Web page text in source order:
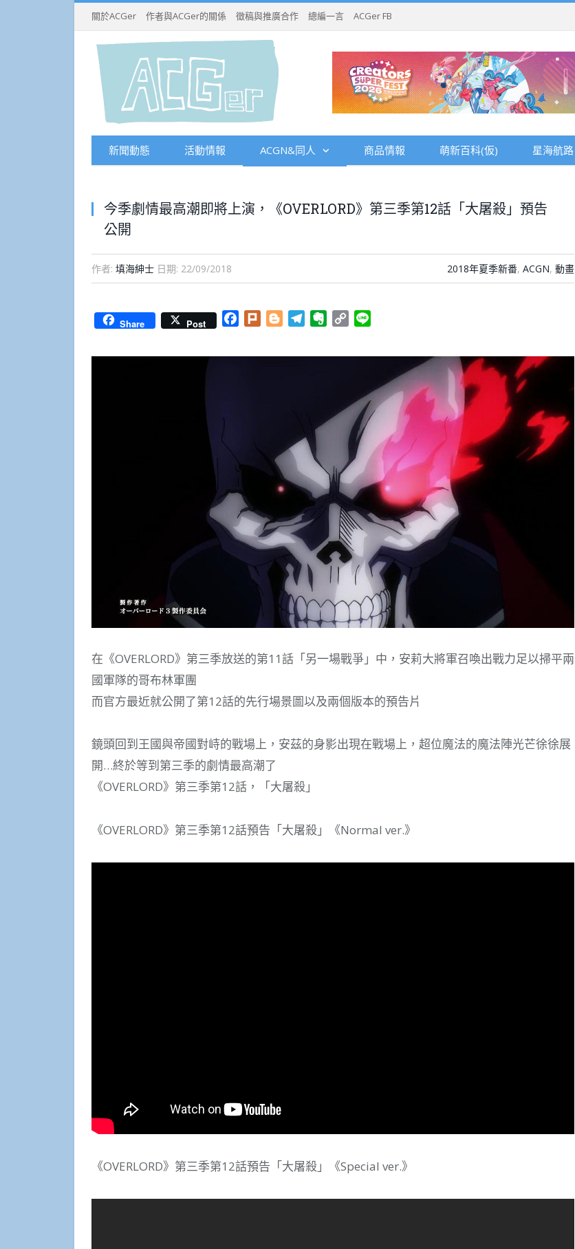
關於ACGer 作者與ACGer的關係 徵稿與推廣合作 總編一言 ACGer FB
新聞動態 活動情報 ACGN&同人 商品情報 萌新百科(仮) 星海航路
今季劇情最高潮即將上演，《OVERLORD》第三季第12話「大屠殺」預告
公開
作者: 填海紳士 日期: 22/09/2018 2018年夏季新番, ACGN, 動畫
Share Post Facebook
Plurk BloggerTelegramEvernote
Copy
在《OVERLORD》第三季放送的第11話「另一場戰爭」中，安莉大將軍召喚出戰力足以掃平兩
國軍隊的哥布林軍團
而官方最近就公開了第12話的先行場景圖以及兩個版本的預告片
鏡頭回到王國與帝國對峙的戰場上，安茲的身影出現在戰場上，超位魔法的魔法陣光芒徐徐展
開…終於等到第三季的劇情最高潮了
《OVERLORD》第三季第12話，「大屠殺」
《OVERLORD》第三季第12話預告「大屠殺」《Normal ver.》
《OVERLORD》第三季第12話預告「大屠殺」《Special ver.》